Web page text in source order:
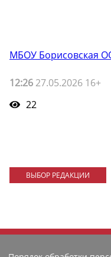
МБОУ Борисовская
12:26 27.05.2026 16+
22
ВЫБОР РЕДАКЦИИ